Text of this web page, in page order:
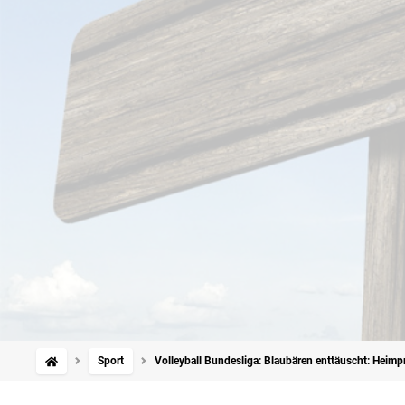
Sport Volleyball Bundesliga: Blaubären enttäuscht: